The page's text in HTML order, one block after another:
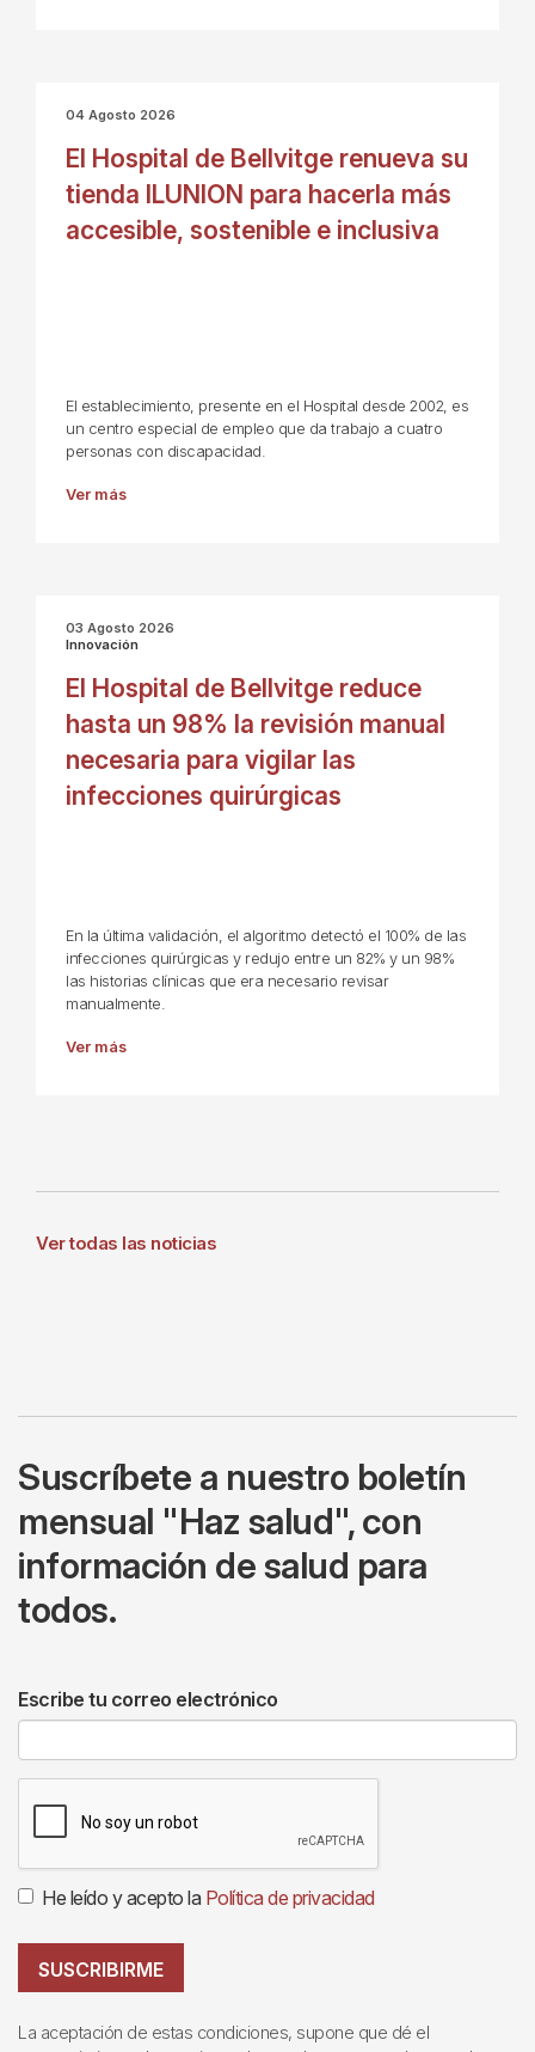
04 Agosto 2026
El Hospital de Bellvitge renueva su
tienda ILUNION para hacerla más
accesible, sostenible e inclusiva
El establecimiento, presente en el Hospital desde 2002, es
un centro especial de empleo que da trabajo a cuatro
personas con discapacidad.
Ver más
03 Agosto 2026
Innovación
El Hospital de Bellvitge reduce
hasta un 98% la revisión manual
necesaria para vigilar las
infecciones quirúrgicas
En la última validación, el algoritmo detectó el 100% de las
infecciones quirúrgicas y redujo entre un 82% y un 98%
las historias clínicas que era necesario revisar
manualmente.
Ver más
Ver todas las noticias
Suscríbete a nuestro boletín
mensual "Haz salud", con
información de salud para
todos.
Escribe tu correo electrónico
He leído y acepto la Política de privacidad
SUSCRIBIRME
La aceptación de estas condiciones, supone que dé el